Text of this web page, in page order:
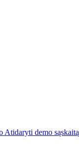
Atidaryti demo sąskaitą